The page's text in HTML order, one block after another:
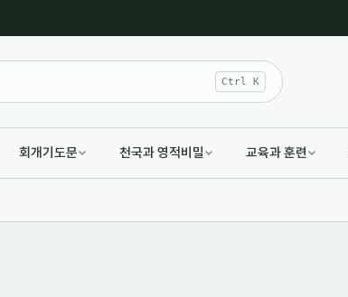
Ctrl K
회개기도문 천국과 영적비밀 교육과 훈련